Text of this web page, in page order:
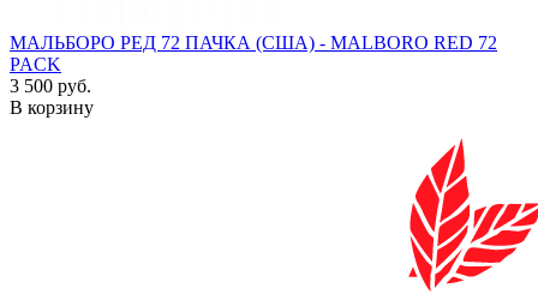
МАЛЬБОРО РЕД 72 ПАЧКА (США) - MALBORO RED 72
PACK
3 500 руб.
В корзину